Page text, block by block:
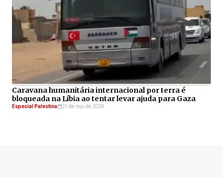
Caravana humanitária internacional por terra é
bloqueada na Líbia ao tentar levar ajuda para Gaza
Especial Palestina 21 de mai de 2026